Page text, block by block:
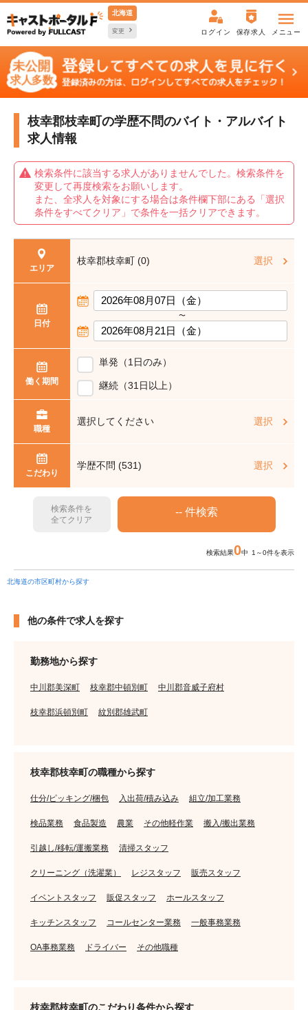
北海道
変更 ログイン 保存求人 メニュー
枝幸郡枝幸町の学歴不問のバイト・アルバイト
求人情報
検索条件に該当する求人がありませんでした。検索条件を
変更して再度検索をお願いします。
また、全求人を対象にする場合は条件欄下部にある「選択
条件をすべてクリア」で条件を一括クリアできます。
エリア
枝幸郡枝幸町 (0) 選択
日付
〜
働く期間
単発（1日のみ）
継続（31日以上）
職種
選択してください 選択
こだわり
学歴不問 (531) 選択
検索条件を
全てクリア
検索結果0中 1～0件を表示
北海道の市区町村から探す
他の条件で求人を探す
勤務地から探す
中川郡美深町 枝幸郡中頓別町 中川郡音威子府村
枝幸郡浜頓別町 紋別郡雄武町
枝幸郡枝幸町の職種から探す
仕分/ピッキング/梱包 入出荷/積み込み 組立/加工業務
検品業務 食品製造 農業 その他軽作業 搬入/搬出業務
引越し/移転/運搬業務 清掃スタッフ
クリーニング（洗濯業） レジスタッフ 販売スタッフ
イベントスタッフ 販促スタッフ ホールスタッフ
キッチンスタッフ コールセンター業務 一般事務業務
OA事務業務 ドライバー その他職種
枝幸郡枝幸町のこだわり条件から探す